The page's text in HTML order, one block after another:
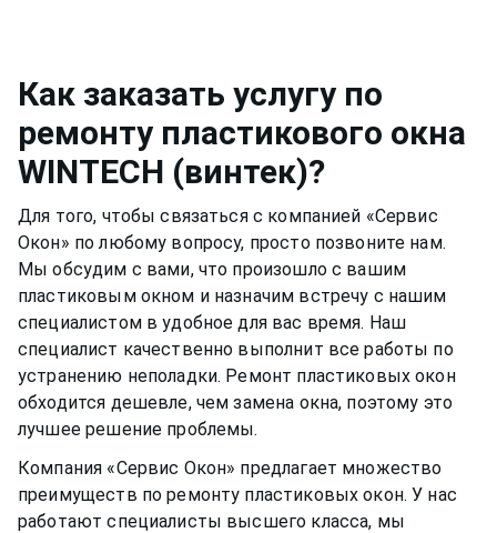
резиновый уплотнитель. Вещества, которые
разбавлены в растворе, могут испортить
качество материала рамы или резину.
скапливалась пыль.Если уделять хотя бы немного
времени пластиковому окну, оно может
прослужить вам долгими тихими и теплыми
годами.
Как заказать услугу по
ремонту пластикового окна
WINTECH (винтек)?
Для того, чтобы связаться с компанией «Сервис
Окон» по любому вопросу, просто позвоните нам.
Мы обсудим с вами, что произошло с вашим
пластиковым окном и назначим встречу с нашим
специалистом в удобное для вас время. Наш
специалист качественно выполнит все работы по
устранению неполадки. Ремонт пластиковых окон
обходится дешевле, чем замена окна, поэтому это
лучшее решение проблемы.
Компания «Сервис Окон» предлагает множество
преимуществ по ремонту пластиковых окон. У нас
работают специалисты высшего класса, мы